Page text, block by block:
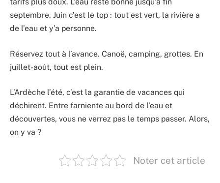
septembre. Juin c’est le top : tout est vert, la rivière a
de l’eau et y’a personne.
Réservez tout à l’avance. Canoë, camping, grottes. En
juillet-août, tout est plein.
L’Ardèche l’été, c’est la garantie de vacances qui
déchirent. Entre farniente au bord de l’eau et
découvertes, vous ne verrez pas le temps passer. Alors,
on y va ?
Noter cet article